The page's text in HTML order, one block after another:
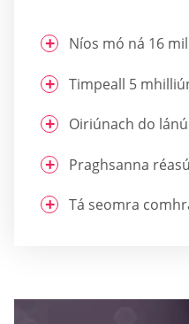
Níos mó ná 16
Timpeall 5
Oiriúnach do
Praghsanna
Tá seomra